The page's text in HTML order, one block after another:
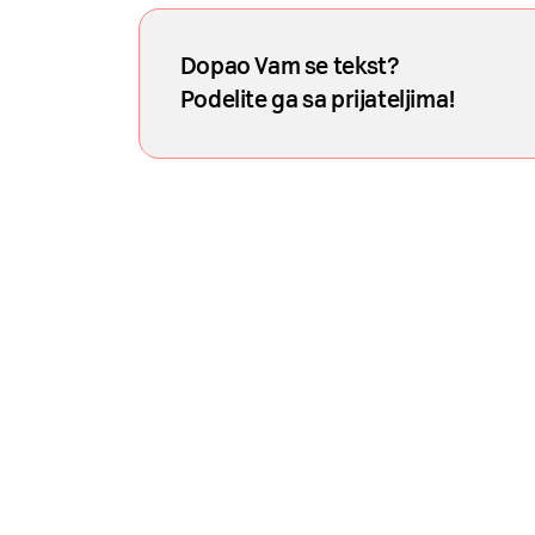
Dopao Vam se tekst?
Podelite ga sa prijateljima!